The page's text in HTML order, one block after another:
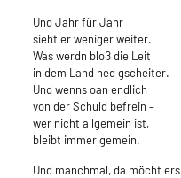
Und Jahr für Jahr
sieht er weniger weiter.
Was werdn bloß die Leit
in dem Land ned gscheiter.
Und wenns oan endlich
von der Schuld befrein –
wer nicht allgemein ist,
bleibt immer gemein.
Und manchmal, da möcht ers